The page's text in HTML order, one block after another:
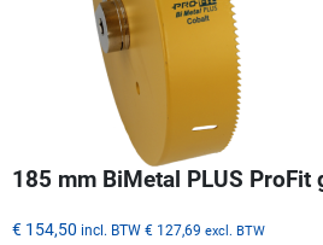
185 mm BiMetal PLUS ProFit
€ 154,50 incl. BTW € 127,69 excl. BTW